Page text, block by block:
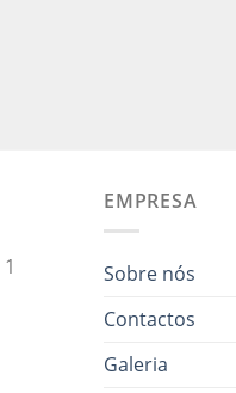
EMPRESA
Sobre nós
Contactos
Galeria